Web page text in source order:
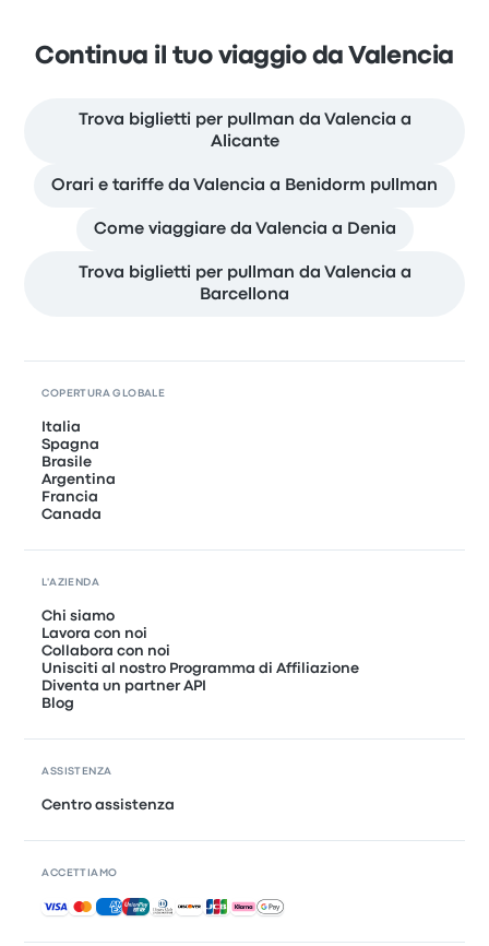
Continua il tuo viaggio da Valencia
Trova biglietti per pullman da Valencia a
Alicante
Orari e tariffe da Valencia a Benidorm pullman
Come viaggiare da Valencia a Denia
Trova biglietti per pullman da Valencia a
Barcellona
COPERTURA GLOBALE
Italia
Spagna
Brasile
Argentina
Francia
Canada
L'AZIENDA
Chi siamo
Lavora con noi
Collabora con noi
Unisciti al nostro Programma di Affiliazione
Diventa un partner API
Blog
ASSISTENZA
Centro assistenza
ACCETTIAMO
Pagamenti accettati